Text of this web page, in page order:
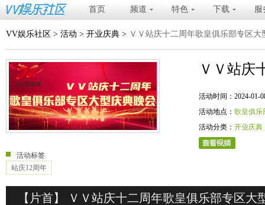
首页 频道 特色 下载 服
VV娱乐社区 > 活动 > 开业庆典 > ＶＶ站庆十二周年歌皇俱乐部专区大
ＶＶ站庆
活动时间：2024-01-
活动地点： 歌皇俱乐
活动分类： 开业庆典
活动标签
站庆12周年
【片首】 ＶＶ站庆十二周年歌皇俱乐部专区大